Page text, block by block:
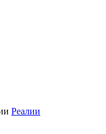
Реалии